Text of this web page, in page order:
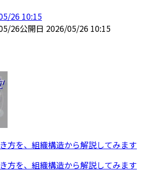
26 10:15
26公開日 2026/05/26 10:15
方を、組織構造から解説してみます
方を、組織構造から解説してみます